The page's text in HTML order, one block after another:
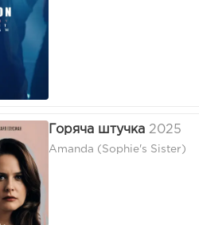
Горяча штучка 2025
Amanda (Sophie's Sister)